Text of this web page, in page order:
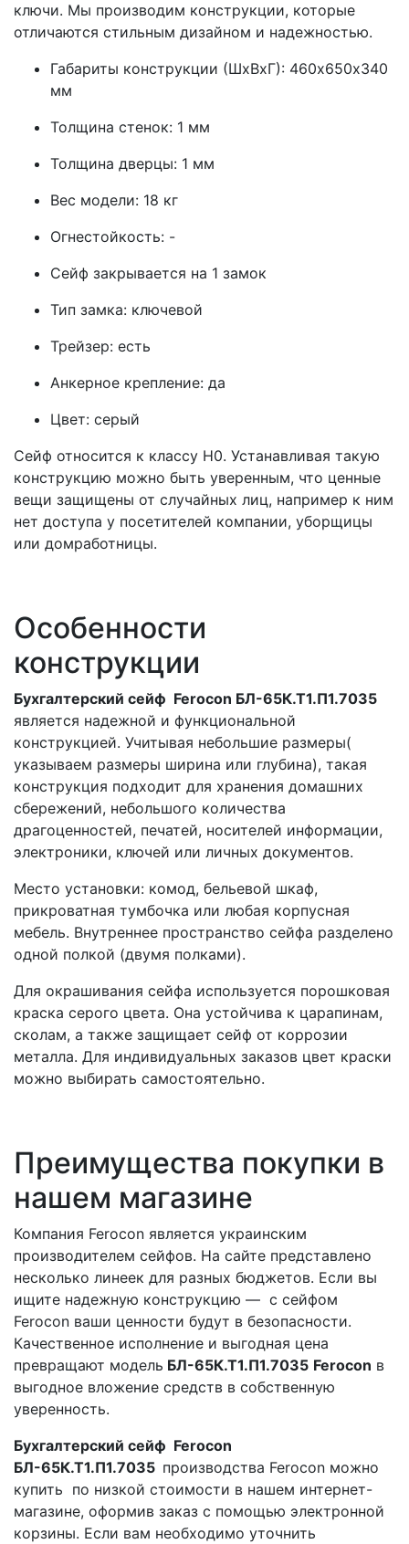
ключи. Мы производим конструкции, которые
отличаются стильным дизайном и надежностью.
Габариты конструкции (ШхВхГ): 460х650х340
мм
Толщина стенок: 1 мм
Толщина дверцы: 1 мм
Вес модели: 18 кг
Огнестойкость: -
Сейф закрывается на 1 замок
Тип замка: ключевой
Трейзер: есть
Анкерное крепление: да
Цвет: серый
Сейф относится к классу Н0. Устанавливая такую
конструкцию можно быть уверенным, что ценные
вещи защищены от случайных лиц, например к ним
нет доступа у посетителей компании, уборщицы
или домработницы.
Особенности
конструкции
Бухгалтерский сейф Ferocon БЛ-65К.Т1.П1.7035
является надежной и функциональной
конструкцией. Учитывая небольшие размеры(
указываем размеры ширина или глубина), такая
конструкция подходит для хранения домашних
сбережений, небольшого количества
драгоценностей, печатей, носителей информации,
электроники, ключей или личных документов.
Место установки: комод, бельевой шкаф,
прикроватная тумбочка или любая корпусная
мебель. Внутреннее пространство сейфа разделено
одной полкой (двумя полками).
Для окрашивания сейфа используется порошковая
краска серого цвета. Она устойчива к царапинам,
сколам, а также защищает сейф от коррозии
металла. Для индивидуальных заказов цвет краски
можно выбирать самостоятельно.
Преимущества покупки в
нашем магазине
Компания Ferocon является украинским
производителем сейфов. На сайте представлено
несколько линеек для разных бюджетов. Если вы
ищите надежную конструкцию — с сейфом
Ferocon ваши ценности будут в безопасности.
Качественное исполнение и выгодная цена
превращают модель БЛ-65К.Т1.П1.7035 Ferocon в
выгодное вложение средств в собственную
уверенность.
Бухгалтерский сейф Ferocon
БЛ-65К.Т1.П1.7035 производства Ferocon можно
купить по низкой стоимости в нашем интернет-
магазине, оформив заказ с помощью электронной
корзины. Если вам необходимо уточнить